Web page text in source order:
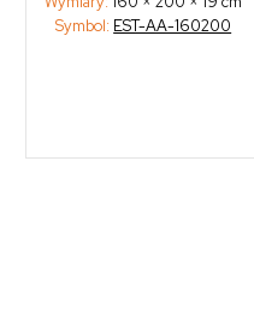
Symbol: EST-AA-160200